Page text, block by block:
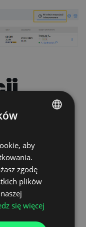
ENGLISH
GERMAN
UKRAINIAN
aby
zgodę
plików
się więcej